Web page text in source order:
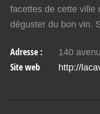
facettes de cette ville
déguster du bon vin.
à considérer…
Adresse : 140
Site web http://